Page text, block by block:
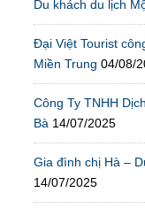
Du khách du lịch
Đại Việt Tourist
Miền Trung 04/08/
Công Ty TNHH
Bà 14/07/2025
Gia đình chị Hà –
14/07/2025